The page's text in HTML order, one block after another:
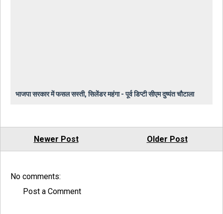
भाजपा सरकार में फसल सस्ती, सिलेंडर महंगा - पूर्व डिप्टी सीएम दुष्यंत चौटाला
Newer Post Older Post
No comments:
Post a Comment